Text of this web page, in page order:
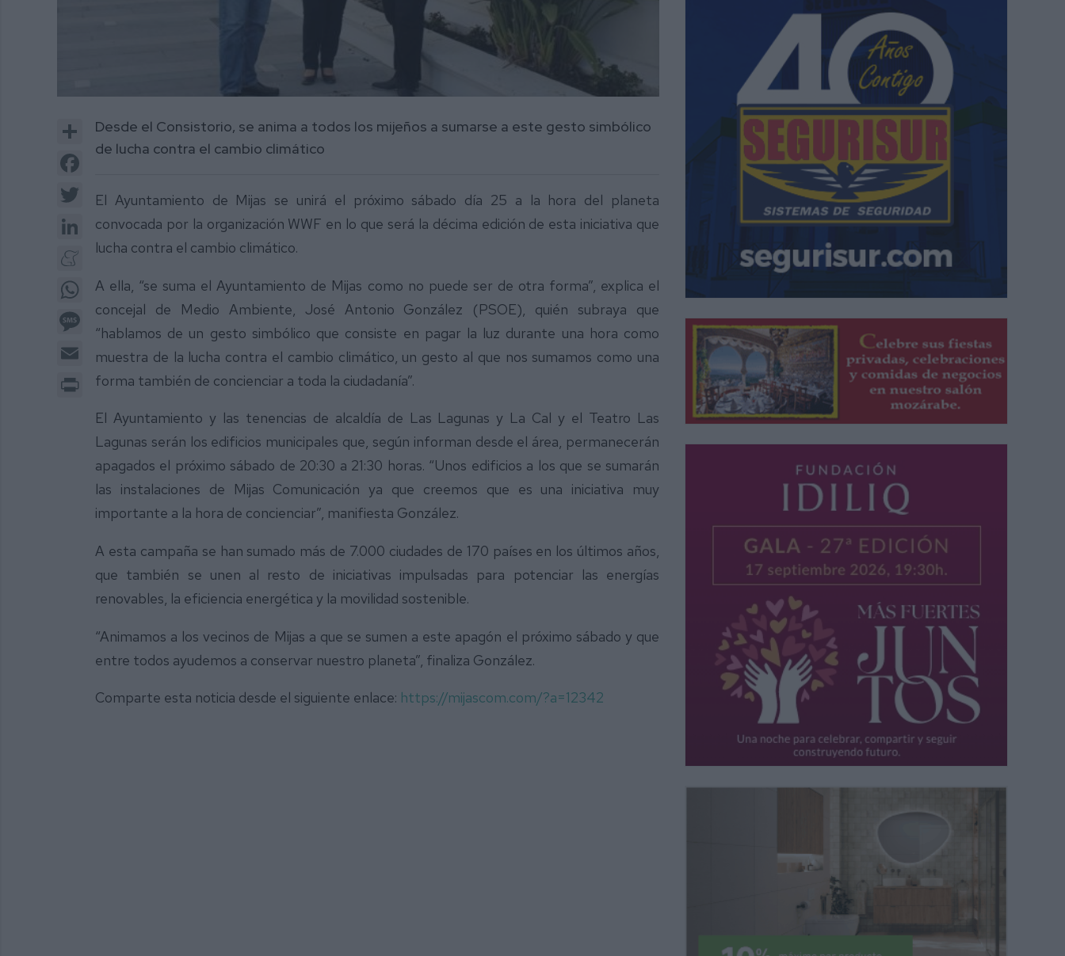
Share
Facebook
LinkedIn
Meneame
WhatsApp
Message
Print
Desde el Consistorio, se anima a todos los mijeños a sumarse a este gesto simbólico
de lucha contra el cambio climático
El Ayuntamiento de Mijas se unirá el próximo sábado día 25 a la hora del planeta
convocada por la organización WWF en lo que será la décima edición de esta iniciativa que
lucha contra el cambio climático.
A ella, “se suma el Ayuntamiento de Mijas como no puede ser de otra forma”, explica el
concejal de Medio Ambiente, José Antonio González (PSOE), quién subraya que
“hablamos de un gesto simbólico que consiste en pagar la luz durante una hora como
muestra de la lucha contra el cambio climático, un gesto al que nos sumamos como una
forma también de concienciar a toda la ciudadanía”.
El Ayuntamiento y las tenencias de alcaldía de Las Lagunas y La Cal y el Teatro Las
Lagunas serán los edificios municipales que, según informan desde el área, permanecerán
apagados el próximo sábado de 20:30 a 21:30 horas. “Unos edificios a los que se sumarán
las instalaciones de Mijas Comunicación ya que creemos que es una iniciativa muy
importante a la hora de concienciar”, manifiesta González.
A esta campaña se han sumado más de 7.000 ciudades de 170 países en los últimos años,
que también se unen al resto de iniciativas impulsadas para potenciar las energías
renovables, la eficiencia energética y la movilidad sostenible.
“Animamos a los vecinos de Mijas a que se sumen a este apagón el próximo sábado y que
entre todos ayudemos a conservar nuestro planeta”, finaliza González.
Comparte esta noticia desde el siguiente enlace: https://mijascom.com/?a=12342